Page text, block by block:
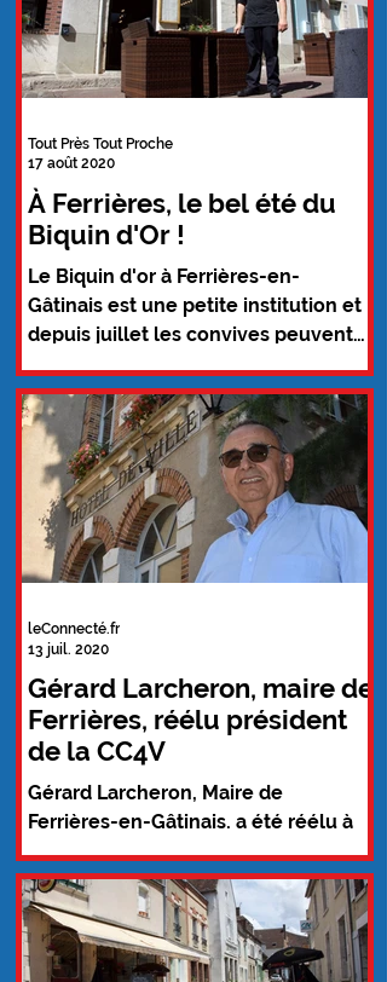
À Ferrières, le bel été du
Biquin d'Or !
Le Biquin d'or à Ferrières-en-
Gâtinais est une petite institution et
depuis juillet les convives peuvent
Tout Près Tout Proche
17 août 2020
Gérard Larcheron, maire de
Ferrières, réélu président
de la CC4V
Gérard Larcheron, Maire de
Ferrières-en-Gâtinais, a été réélu à
l'unanimité au poste de Président de
la Communauté de Communes des
4...
leConnecté.fr
13 juil. 2020